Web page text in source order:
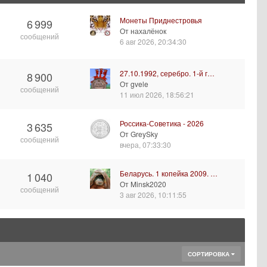
6 999
сообщений
Монеты Приднестровья
От нахалёнок
6 авг 2026, 20:34:30
8 900
сообщений
27.10.1992, серебро. 1-й г…
От gvele
11 июл 2026, 18:56:21
3 635
сообщений
Россика-Советика - 2026
От GreySky
вчера, 07:33:30
1 040
сообщений
Беларусь. 1 копейка 2009. …
От Minsk2020
3 авг 2026, 10:11:55
СОРТИРОВКА